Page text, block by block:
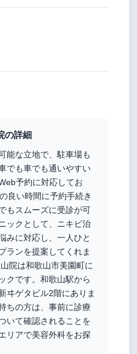
の詳細
能な立地で、駐車場も
でも車でも通いやすい
予約に対応してお
良い時間に予約手続き
もスムーズに受診が可
ックとして、ニキビ治
みに対応し、一人ひと
ランを提案してくれま
院は和歌山市美園町に
クです。和歌山駅から
ヰゲタビル2階にありま
ちの方は、事前に診療
いて確認されることを
リアで美容外科をお探